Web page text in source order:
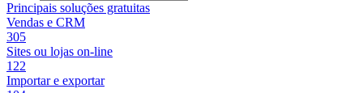
Principais soluções gratuitas
Vendas e CRM
305
Sites ou lojas on-line
122
Importar e exportar